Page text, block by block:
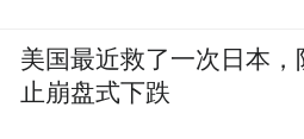
美国最近救了一次日本，
止崩盘式下跌